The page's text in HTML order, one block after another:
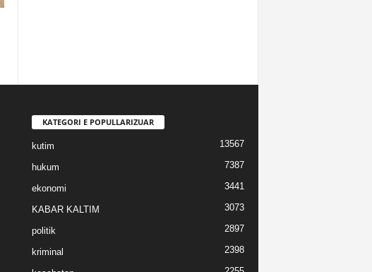
KATEGORI E POPULLARIZUAR
kutim 13567
hukum 7387
ekonomi 3441
KABAR KALTIM 3073
politik 2897
kriminal 2398